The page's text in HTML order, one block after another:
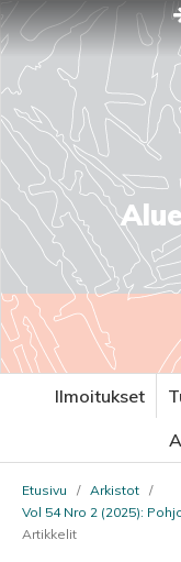
Ilmoitukset
Etusivu / Arkistot /
Vol 54 Nro 2 (2025):
Artikkelit